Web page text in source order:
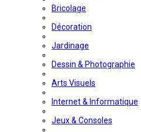
Bricolage
Décoration
Jardinage
Dessin & Photographie
Arts Visuels
Internet & Informatique
Jeux & Consoles